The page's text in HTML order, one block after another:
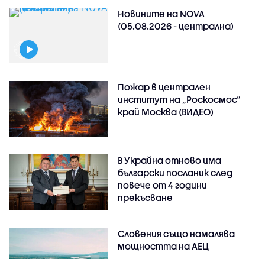
Новините на NOVA
(05.08.2026 - централна)
Пожар в централен
институт на „Роскосмос“
край Москва (ВИДЕО)
В Украйна отново има
български посланик след
повече от 4 години
прекъсване
Словения също намалява
мощността на АЕЦ